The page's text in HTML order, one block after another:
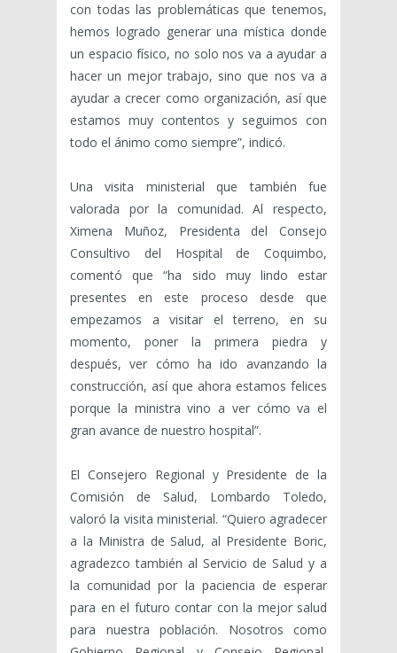
con todas las problemáticas que tenemos,
hemos logrado generar una mística donde
un espacio físico, no solo nos va a ayudar a
hacer un mejor trabajo, sino que nos va a
ayudar a crecer como organización, así que
estamos muy contentos y seguimos con
todo el ánimo como siempre”, indicó.
Una visita ministerial que también fue
valorada por la comunidad. Al respecto,
Ximena Muñoz, Presidenta del Consejo
Consultivo del Hospital de Coquimbo,
comentó que “ha sido muy lindo estar
presentes en este proceso desde que
empezamos a visitar el terreno, en su
momento, poner la primera piedra y
después, ver cómo ha ido avanzando la
construcción, así que ahora estamos felices
porque la ministra vino a ver cómo va el
gran avance de nuestro hospital”.
El Consejero Regional y Presidente de la
Comisión de Salud, Lombardo Toledo,
valoró la visita ministerial. “Quiero agradecer
a la Ministra de Salud, al Presidente Boric,
agradezco también al Servicio de Salud y a
la comunidad por la paciencia de esperar
para en el futuro contar con la mejor salud
para nuestra población. Nosotros como